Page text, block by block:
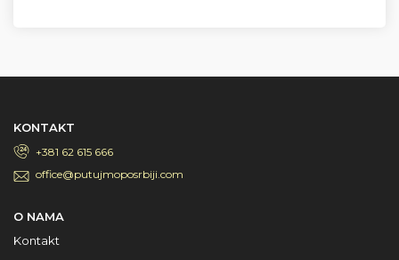
KONTAKT
+381 62 615 666
office@putujmoposrbiji.com
O NAMA
Kontakt